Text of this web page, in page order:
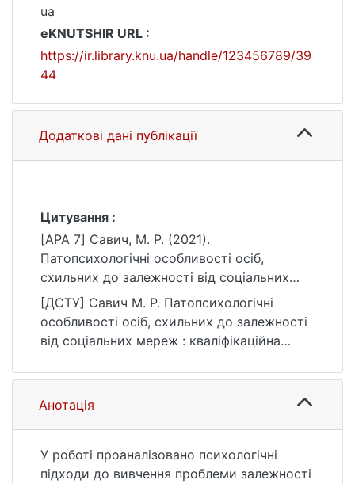
ua
eKNUTSHIR URL :
https://ir.library.knu.ua/handle/123456789/39
44
Додаткові дані публікації
Цитування :
[APA 7] Савич, М. Р. (2021).
Патопсихологічні особливості осіб,
схильних до залежності від соціальних
мереж [Бакалаврська робота, Київський
національний університет імені Тараса
Шевченка]. eKNUTSHIR.
https://ir.library.knu.ua/handle/123456789/39
44
[ДСТУ] Савич М. Р. Патопсихологічні
особливості осіб, схильних до залежності
від соціальних мереж : кваліфікаційна
поведінкові науки. Київ, 2021. 126 с. URL:
https://ir.library.knu.ua/handle/123456789/39
44 (дата звернення: 25.07.2026).
Анотація
У роботі проаналізовано психологічні
підходи до вивчення проблеми залежності